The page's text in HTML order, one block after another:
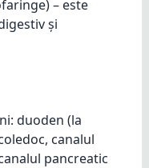
– este
și
duoden (la
canalul
pancreatic